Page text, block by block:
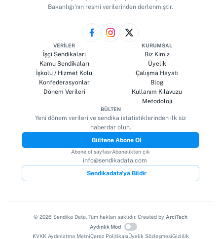
Bakanlığı'nın resmi verilerinden derlenmiştir.
VERILER
İşçi Sendikaları
Kamu Sendikaları
İşkolu / Hizmet Kolu
Konfederasyonlar
Dönem Verileri
KURUMSAL
Biz Kimiz
Üyelik
Çalışma Hayatı
Blog
Kullanım Kılavuzu
Metodoloji
BÜLTEN
Yeni dönem verileri ve sendika istatistiklerinden ilk siz
haberdar olun.
Bültene Abone Ol
Abone ol sayfası·Abonelikten çık
info@sendikadata.com
Sendikadata'ya Bildir
© 2026 Sendika Data. Tüm hakları saklıdır. Created by ArciTech
Aydınlık Mod
KVKK Aydınlatma MetniÇerez PolitikasıÜyelik SözleşmesiGizlilik